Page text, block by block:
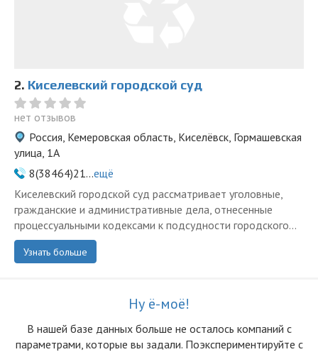
2. Киселевский городской суд
нет отзывов
Россия, Кемеровская область, Киселёвск, Гормашевская
улица, 1А
8(38464)21...ещё
Киселевский городской суд рассматривает уголовные,
гражданские и административные дела, отнесенные
процессуальными кодексами к подсудности городского...
Узнать больше
Ну ё-моё!
В нашей базе данных больше не осталоcь компаний с
параметрами, которые вы задали. Поэкспериментируйте с